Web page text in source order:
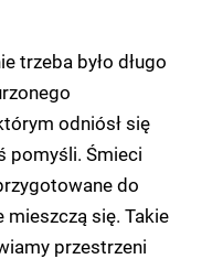
trzeba było długo
odniósł się
pomyśli. Śmieci
do
mieszczą się. Takie
przestrzeni